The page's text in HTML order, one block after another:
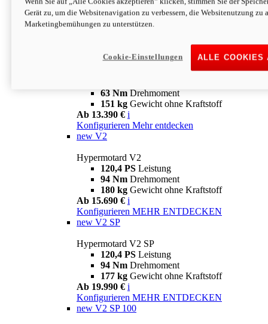
63 NmDrehmoment
151 kgGewicht ohne Kraftstoff
Ab 13.890 € i
63 Nm Drehmoment
151 kg Gewicht ohne Kraftstoff
Ab 13.390 € i
Konfigurieren Mehr entdecken
new V2
Hypermotard V2
120,4 PS Leistung
94 Nm Drehmoment
180 kg Gewicht ohne Kraftstoff
Ab 15.690 € i
Konfigurieren MEHR ENTDECKEN
new V2 SP
Hypermotard V2 SP
120,4 PS Leistung
94 Nm Drehmoment
177 kg Gewicht ohne Kraftstoff
Ab 19.990 € i
Konfigurieren MEHR ENTDECKEN
new V2 SP 100
Gerät zu, um die Websitenavigation zu verbessern, die Websitenutzung zu
Marketingbemühungen zu unterstützen.
ALLE COOKIES
Cookie-Einstellungen